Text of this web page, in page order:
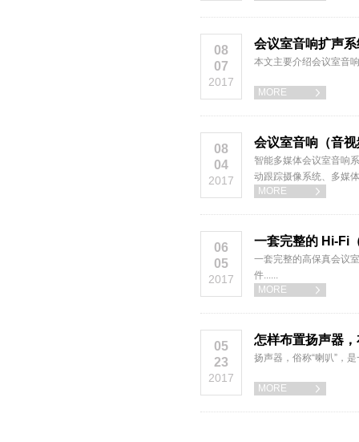
08
07
2017
会议室音响扩声
本文主要介绍会议室音
MORE 
08
04
2017
会议室音响（音
智能多媒体会议室音响
动跟踪摄像系统、多媒
MORE

06
05
2017
一套完整的 Hi-Fi
一套完整的高保真会议
件......
MORE

05
23
2017
怎样布置扬声器
扬声器，俗称“喇叭”，
MORE 